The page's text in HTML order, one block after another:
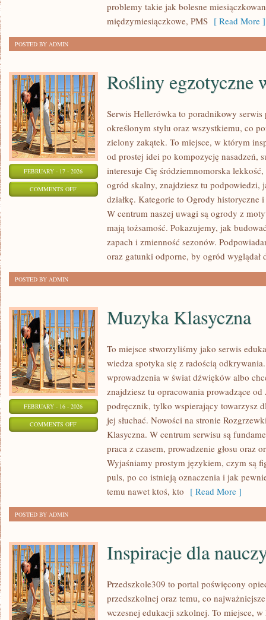
problemy takie jak bolesne
międzymiesiączkowe, PMS [ Read More ]
POSTED BY ADMIN
FEBRUARY - 17 - 2026
COMMENTS OFFON
EGZOTYCZNE
Rośliny egzotyczne
Serwis Hellerówka to poradnikowy
określonym stylu oraz wszystkiemu, co
zielony zakątek. To miejsce, w którym
od prostej idei po kompozycję nasadzeń,
interesuje Cię śródziemnomorska
ogród skalny, znajdziesz tu podpowiedzi,
działkę. Kategorie to Ogrody
W centrum naszej uwagi są ogrody z
mają tożsamość. Pokazujemy, jak
zapach i zmienność sezonów.
oraz gatunki odporne, by ogród wyglądał
POSTED BY ADMIN
FEBRUARY - 16 - 2026
COMMENTS OFFON
KLASYCZNA
Muzyka Klasyczna
To miejsce stworzyliśmy jako serwis
wiedza spotyka się z radością
wprowadzenia w świat dźwięków albo
znajdziesz tu opracowania prowadzące
podręcznik, tylko wspierający towarzysz
jej słuchać. Nowości na stronie
Klasyczna. W centrum serwisu są
praca z czasem, prowadzenie głosu oraz
Wyjaśniamy prostym językiem, czym są
puls, po co istnieją oznaczenia i jak
temu nawet ktoś, kto [ Read More ]
POSTED BY ADMIN
Inspiracje dla
Przedszkole309 to portal poświęcony
przedszkolnej oraz temu, co
wczesnej edukacji szkolnej. To miejsce,